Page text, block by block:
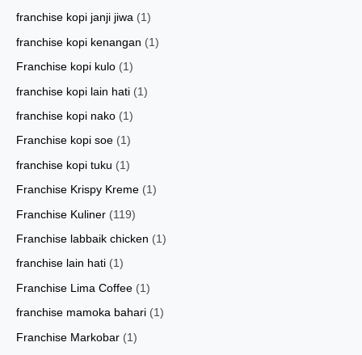
franchise kopi janji jiwa (1)
franchise kopi kenangan (1)
Franchise kopi kulo (1)
franchise kopi lain hati (1)
franchise kopi nako (1)
Franchise kopi soe (1)
franchise kopi tuku (1)
Franchise Krispy Kreme (1)
Franchise Kuliner (119)
Franchise labbaik chicken (1)
franchise lain hati (1)
Franchise Lima Coffee (1)
franchise mamoka bahari (1)
Franchise Markobar (1)